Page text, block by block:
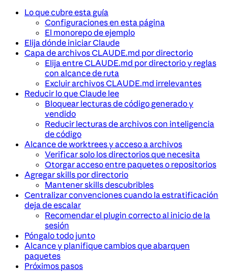
Lo que cubre esta guía
Configuraciones en esta página
El monorepo de ejemplo
Elija dónde iniciar Claude
Capa de archivos CLAUDE.md por directorio
Elija entre CLAUDE.md por directorio y reglas
con alcance de ruta
Excluir archivos CLAUDE.md irrelevantes
Reducir lo que Claude lee
Bloquear lecturas de código generado y
vendido
Reducir lecturas de archivos con inteligencia
de código
Alcance de worktrees y acceso a archivos
Verificar solo los directorios que necesita
Otorgar acceso entre paquetes o repositorios
Agregar skills por directorio
Mantener skills descubribles
Centralizar convenciones cuando la estratificación
deja de escalar
Recomendar el plugin correcto al inicio de la
sesión
Póngalo todo junto
Alcance y planifique cambios que abarquen
paquetes
Próximos pasos